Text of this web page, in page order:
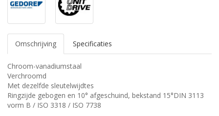
Omschrijving Specificaties
Chroom-vanadiumstaal
Verchroomd
Met dezelfde sleutelwijdtes
Ringzijde gebogen en 10° afgeschuind, bekstand 15°DIN 3113
vorm B / ISO 3318 / ISO 7738